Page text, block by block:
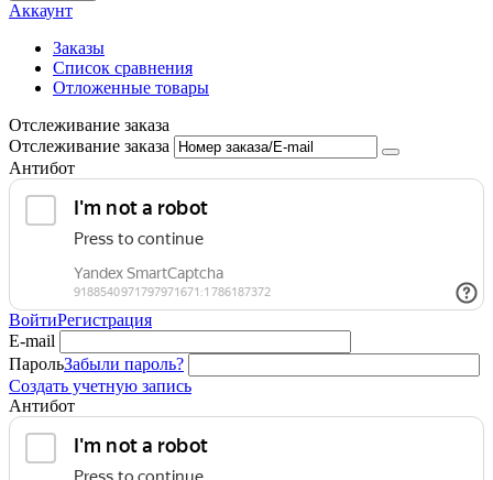
Аккаунт
Заказы
Список сравнения
Отложенные товары
Отслеживание заказа
Отслеживание заказа
Антибот
ВойтиРегистрация
E-mail
ПарольЗабыли пароль?
Создать учетную запись
Антибот